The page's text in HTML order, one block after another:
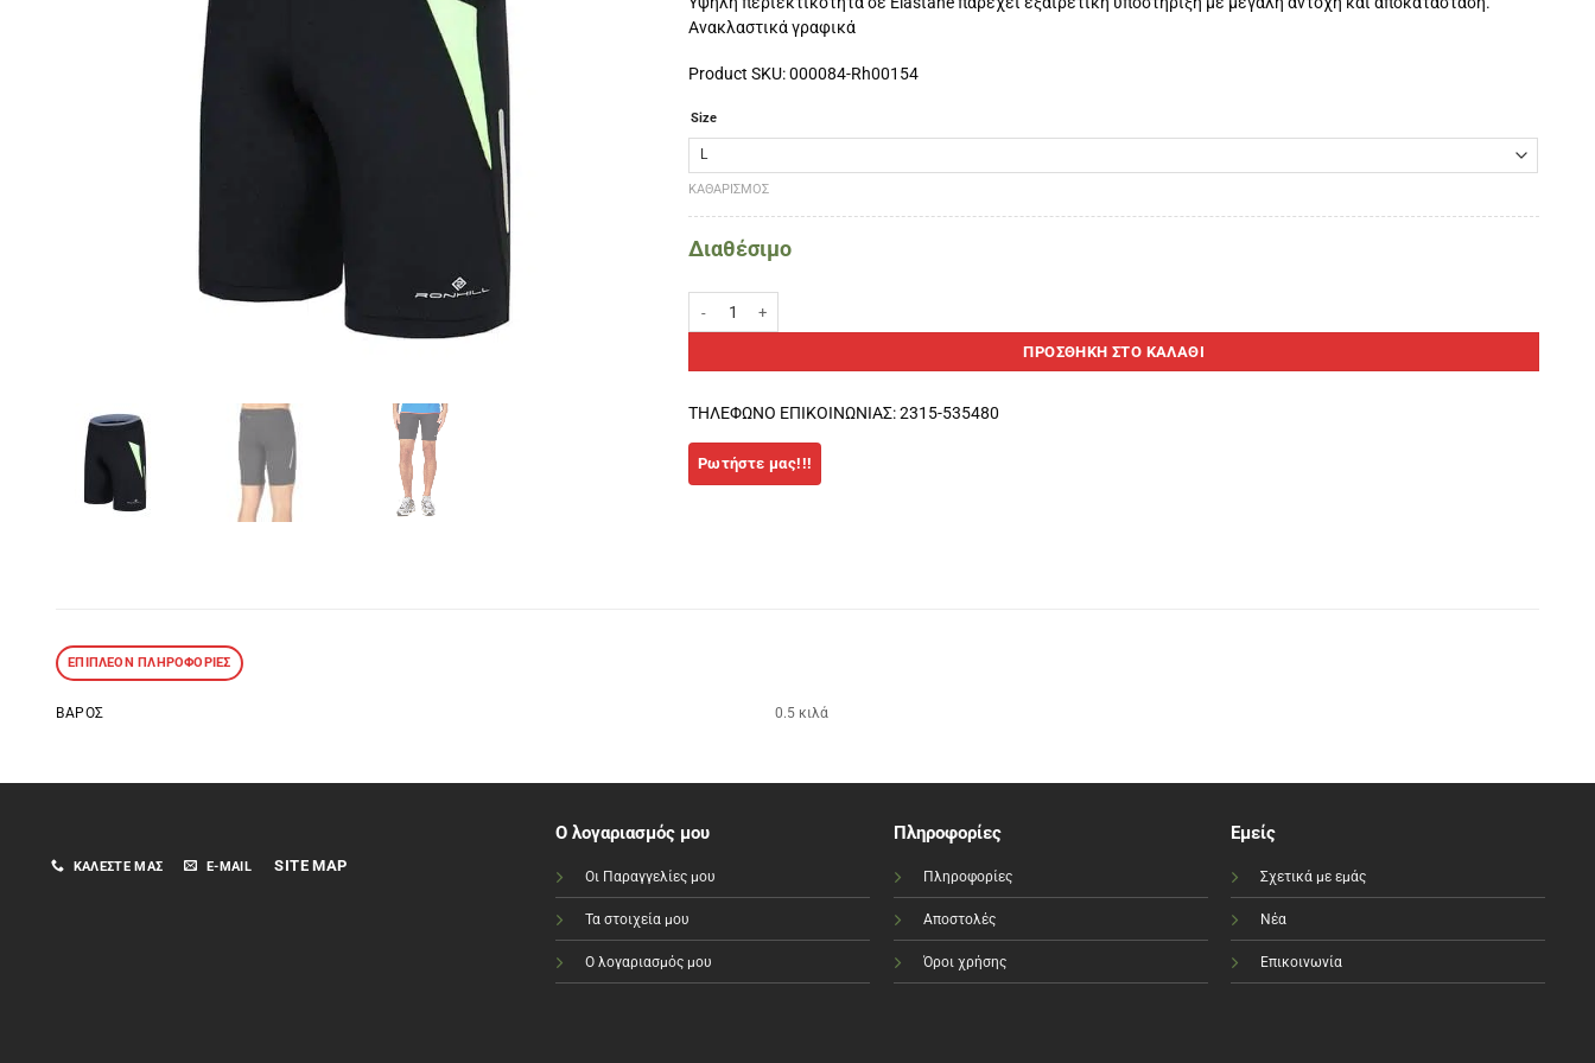
Ανακλαστικά γραφικά
Product SKU: 000084-Rh00154
Size
ΚΑΘΑΡΙΣΜΌΣ
Διαθέσιμο
ΠΡΟΣΘΉΚΗ ΣΤΟ ΚΑΛΆΘΙ
ΤΗΛΕΦΩΝΟ ΕΠΙΚΟΙΝΩΝΙΑΣ: 2315-535480
ΕΠΙΠΛΈΟΝ ΠΛΗΡΟΦΟΡΊΕΣ
ΒΆΡΟΣ 0.5 κιλά
ΚΑΛΈΣΤΕ ΜΑΣ E-MAIL SITE MAP
Ο λογαριασμός μου
Οι Παραγγελίες μου
Τα στοιχεία μου
Ο λογαριασμός μου
Πληροφορίες
Πληροφορίες
Αποστολές
Όροι χρήσης
Εμείς
Σχετικά με εμάς
Νέα
Επικοινωνία